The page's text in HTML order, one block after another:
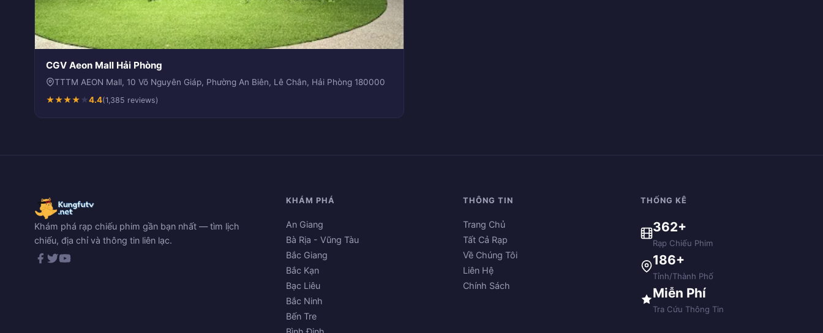
CGV Aeon Mall Hải Phòng
TTTM AEON Mall, 10 Võ Nguyên Giáp, Phường An Biên, Lê Chân, Hải Phòng 180000
★★★★★4.4(1,385 reviews)
Khám phá rạp chiếu phim gần bạn nhất — tìm lịch
chiếu, địa chỉ và thông tin liên lạc.
KHÁM PHÁ
An Giang
Bà Rịa - Vũng Tàu
Bắc Giang
Bắc Kạn
Bạc Liêu
Bắc Ninh
Bến Tre
THÔNG TIN
Trang Chủ
Tất Cả Rạp
Về Chúng Tôi
Liên Hệ
Chính Sách
THỐNG KÊ
362+
Rạp Chiếu Phim
186+
Tỉnh/Thành Phố
Miễn Phí
Tra Cứu Thông Tin